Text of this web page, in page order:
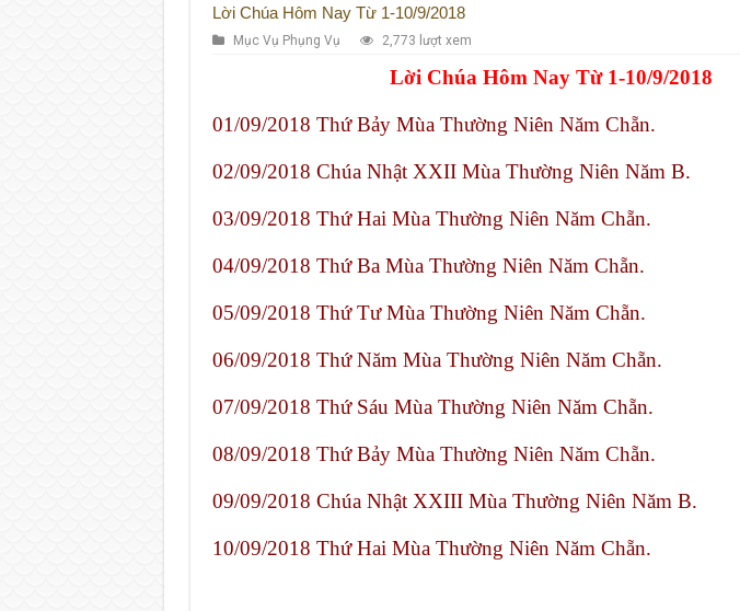
Lời Chúa Hôm Nay Từ 1-10/9/2018
Mục Vụ Phụng Vụ 2,773 lượt xem
Lời Chúa Hôm Nay Từ 1-10/9/2018
01/09/2018 Thứ Bảy Mùa Thường Niên Năm Chẵn.
02/09/2018 Chúa Nhật XXII Mùa Thường Niên Năm B.
03/09/2018 Thứ Hai Mùa Thường Niên Năm Chẵn.
04/09/2018 Thứ Ba Mùa Thường Niên Năm Chẵn.
05/09/2018 Thứ Tư Mùa Thường Niên Năm Chẵn.
06/09/2018 Thứ Năm Mùa Thường Niên Năm Chẵn.
07/09/2018 Thứ Sáu Mùa Thường Niên Năm Chẵn.
08/09/2018 Thứ Bảy Mùa Thường Niên Năm Chẵn.
09/09/2018 Chúa Nhật XXIII Mùa Thường Niên Năm B.
10/09/2018 Thứ Hai Mùa Thường Niên Năm Chẵn.